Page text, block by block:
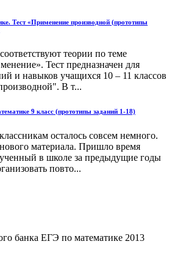
Тест «Применение производной (прототипы
теории по теме
Тест предназначен для
и навыков учащихся 10 – 11 классов
В т...
9 класс (прототипы заданий 1-18)
осталось совсем немного.
материала. Пришло время
в школе за предыдущие годы
повто...
банка ЕГЭ по математике 2013